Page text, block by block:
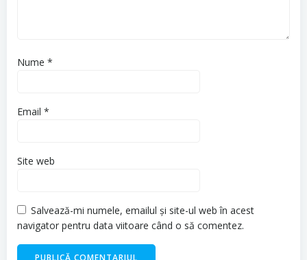
Nume *
Email *
Site web
Salvează-mi numele, emailul și site-ul web în acest
navigator pentru data viitoare când o să comentez.